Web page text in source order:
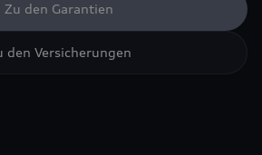
Zu den Garantien
den Versicherungen